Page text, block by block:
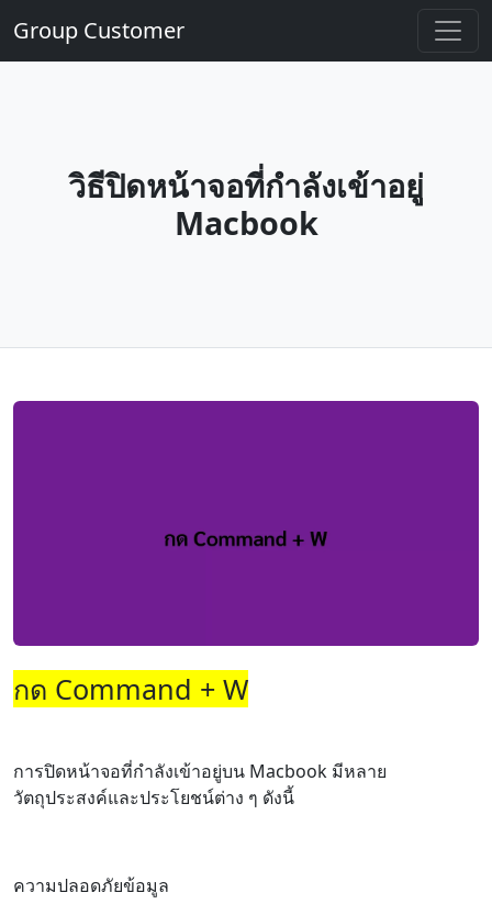
Group Customer
วิธีปิดหน้าจอที่กำลังเข้าอยู่
Macbook
กด Command + W
การปิดหน้าจอที่กำลังเข้าอยู่บน Macbook มีหลาย
วัตถุประสงค์และประโยชน์ต่าง ๆ ดังนี้
ความปลอดภัยข้อมูล